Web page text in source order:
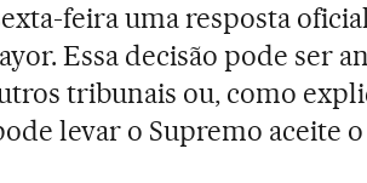
feira uma resposta
Essa decisão pode ser
tribunais ou, como
levar o Supremo aceite